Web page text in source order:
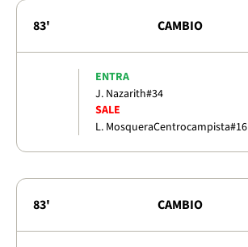
83' CAMBIO
ENTRA
J. Nazarith#34
SALE
L. MosqueraCentrocampista#16
83' CAMBIO